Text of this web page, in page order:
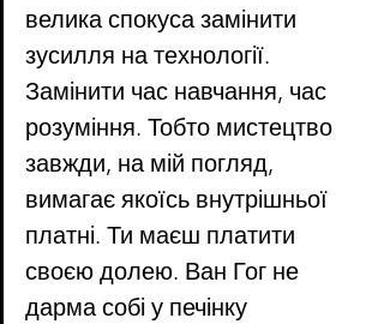
велика спокуса замінити
зусилля на технології.
Замінити час навчання, час
розуміння. Тобто мистецтво
завжди, на мій погляд,
вимагає якоїсь внутрішньої
платні. Ти маєш платити
своєю долею. Ван Гог не
дарма собі у печінку